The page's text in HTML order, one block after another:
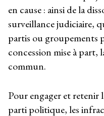
en cause : ainsi de la
surveillance judiciaire,
partis ou groupements
concession mise à part,
commun.
Pour engager et retenir
parti politique, les